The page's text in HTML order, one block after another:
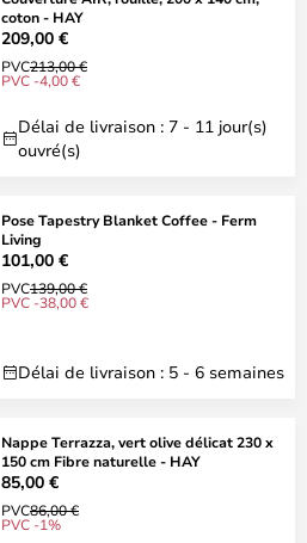
coton - HAY
209,00 €
PVC213,00 €
PVC -4,00 €
Délai de livraison : 7 - 11 jour(s)
ouvré(s)
Pose Tapestry Blanket Coffee - Ferm
Living
101,00 €
PVC139,00 €
PVC -38,00 €
Délai de livraison : 5 - 6 semaines
Nappe Terrazza, vert olive délicat 230 x
150 cm Fibre naturelle - HAY
85,00 €
PVC86,00 €
PVC -1%